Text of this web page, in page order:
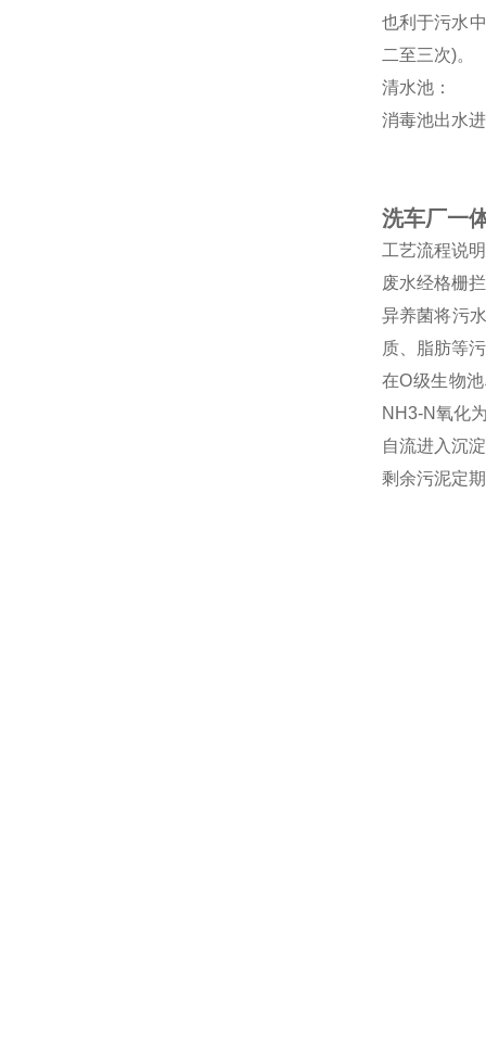
也利于污水
二至三次)。
清水池：
消毒池出水
洗车厂一
工艺流程说
废水经格栅
异养菌将污
质、脂肪等
在O级生物
NH3-N氧化
自流进入沉
剩余污泥定